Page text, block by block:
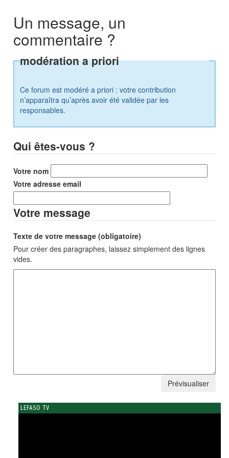
Un message, un
commentaire ?
modération a priori
Ce forum est modéré a priori : votre contribution
n’apparaîtra qu’après avoir été validée par les
responsables.
Qui êtes-vous ?
Votre nom
Votre adresse email
Votre message
Texte de votre message (obligatoire)
Pour créer des paragraphes, laissez simplement des lignes
vides.
LEFASO TV